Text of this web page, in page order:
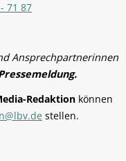
71 87
Ansprechpartnerinnen
Redaktionkönnen
stellen.